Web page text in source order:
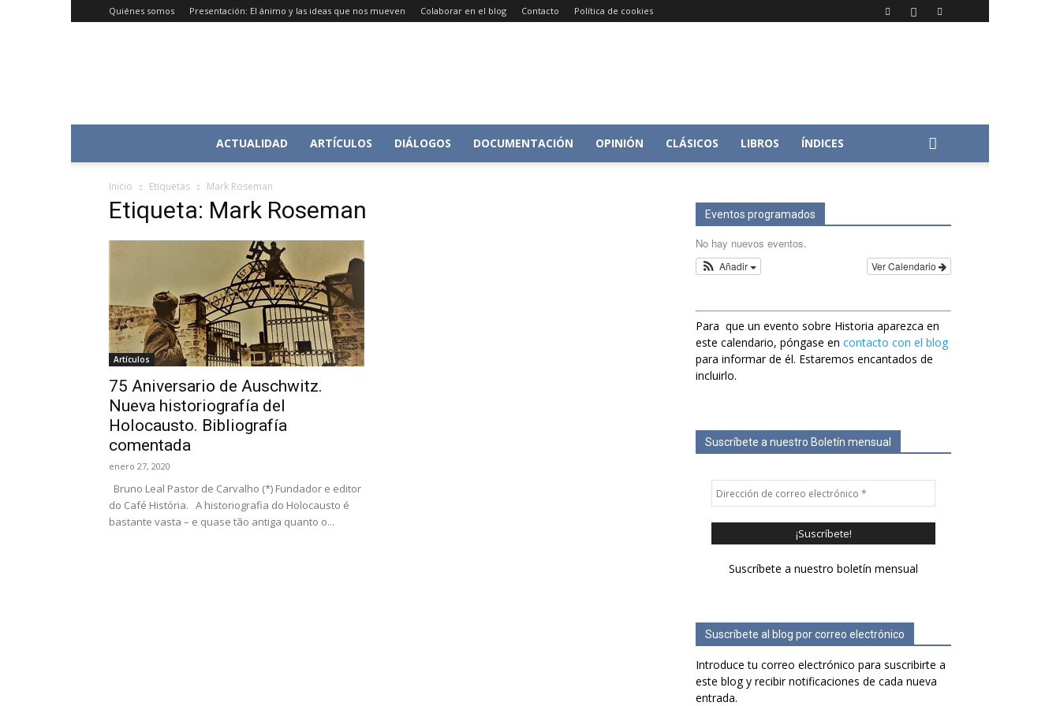
Quiénes somos Presentación: El ánimo y las ideas que nos mueven Colaborar en el blog Contacto Política de cookies
Conversacion
ACTUALIDAD ARTÍCULOS DIÁLOGOS DOCUMENTACIÓN OPINIÓN CLÁSICOS LIBROS ÍNDICES
Inicio Etiquetas Mark Roseman
Etiqueta: Mark Roseman
Artículos
75 Aniversario de Auschwitz.
Nueva historiografía del
Holocausto. Bibliografía
comentada
enero 27, 2020
Bruno Leal Pastor de Carvalho (*) Fundador e editor
do Café História. A historiografia do Holocausto é
bastante vasta – e quase tão antiga quanto o...
Eventos programados
No hay nuevos eventos.
Ver Calendario
Añadir
Para que un evento sobre Historia aparezca en
este calendario, póngase en contacto con el blog
para informar de él. Estaremos encantados de
incluirlo.
Suscríbete a nuestro Boletín mensual
Suscríbete a nuestro boletín mensual
Suscríbete al blog por correo electrónico
Introduce tu correo electrónico para suscribirte a
este blog y recibir notificaciones de cada nueva
entrada.